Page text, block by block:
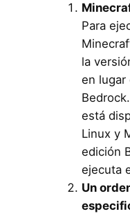
Para
la
en lugar
está
Linux y
edición
ejecuta
Un